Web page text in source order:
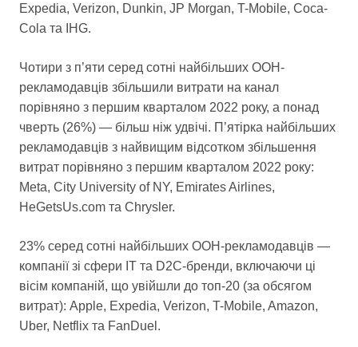
Expedia, Verizon, Dunkin, JP Morgan, T-Mobile, Coca-
Cola та IHG.
Чотири з п’яти серед сотні найбільших OOH-
рекламодавців збільшили витрати на канал
порівняно з першим кварталом 2022 року, а понад
чверть (26%) — більш ніж удвічі. П’ятірка найбільших
рекламодавців з найвищим відсотком збільшення
витрат порівняно з першим кварталом 2022 року:
Meta, City University of NY, Emirates Airlines,
HeGetsUs.com та Chrysler.
23% серед сотні найбільших OOH-рекламодавців —
компанії зі сфери IT та D2C-бренди, включаючи ці
вісім компаній, що увійшли до топ-20 (за обсягом
витрат): Apple, Expedia, Verizon, T-Mobile, Amazon,
Uber, Netflix та FanDuel.